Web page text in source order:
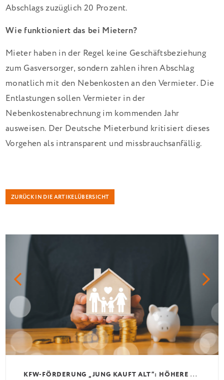
Abschlags zuzüglich 20 Prozent.
Wie funktioniert das bei Mietern?
Mieter haben in der Regel keine Geschäftsbeziehung
zum Gasversorger, sondern zahlen ihren Abschlag
monatlich mit den Nebenkosten an den Vermieter. Die
Entlastungen sollen Vermieter in der
Nebenkostenabrechnung im kommenden Jahr
ausweisen. Der Deutsche Mieterbund kritisiert dieses
Vorgehen als intransparent und missbrauchsanfällig.
ZURÜCK IN DIE ARTIKELÜBERSICHT
K
FW-FÖRDERUNG „JUNG KAUFT ALT“: HÖHERE KREDITE AB AUGUST 2026